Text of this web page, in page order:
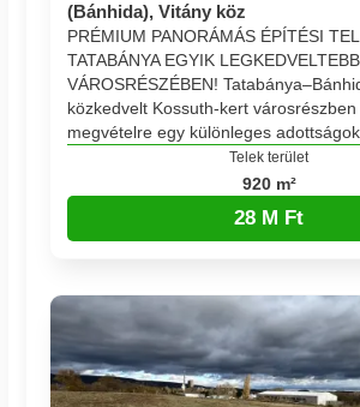
(Bánhida), Vitány köz
PRÉMIUM PANORÁMÁS ÉPÍTÉSI
TATABÁNYA EGYIK LEGKEDVELTEBB
VÁROSRÉSZÉBEN!
közkedvelt Kossuth-kert
megvételre egy különleges
Telek terület
920 m²
28 M Ft